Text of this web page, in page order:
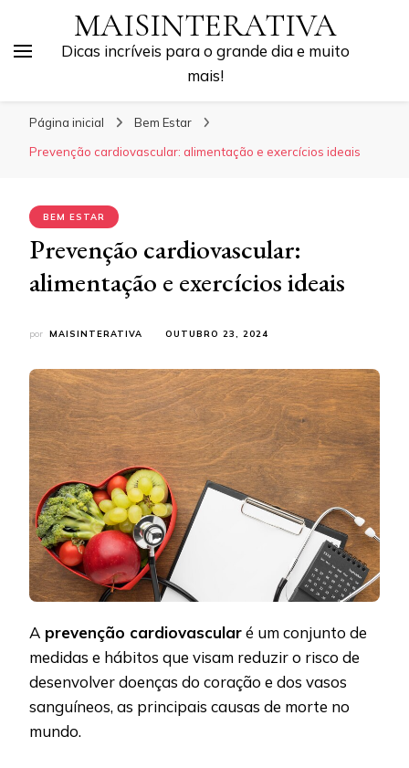
MAISINTERATIVA
Dicas incríveis para o grande dia e muito
mais!
Página inicial
Bem Estar
Prevenção cardiovascular: alimentação e exercícios ideais
BEM ESTAR
Prevenção cardiovascular:
alimentação e exercícios ideais
por MAISINTERATIVA OUTUBRO 23, 2024
A prevenção cardiovascularé um conjunto de
medidas e hábitos que visam reduzir o risco de
desenvolver doenças do coração e dos vasos
sanguíneos, as principais causas de morte no
mundo.